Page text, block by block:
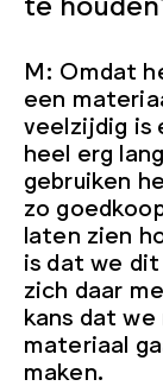
M: Omdat
een
veelzijdig is
heel erg
gebruiken
zo
laten zien
is dat we
zich daar
kans dat
materiaal
maken.